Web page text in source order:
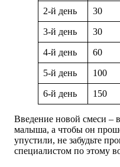
2-й день 30
3-й день 30
4-й день 60
5-й день 100
6-й день 150
Введение новой смеси –
малыша, а чтобы он
упустили, не забудьте
специалистом по этому